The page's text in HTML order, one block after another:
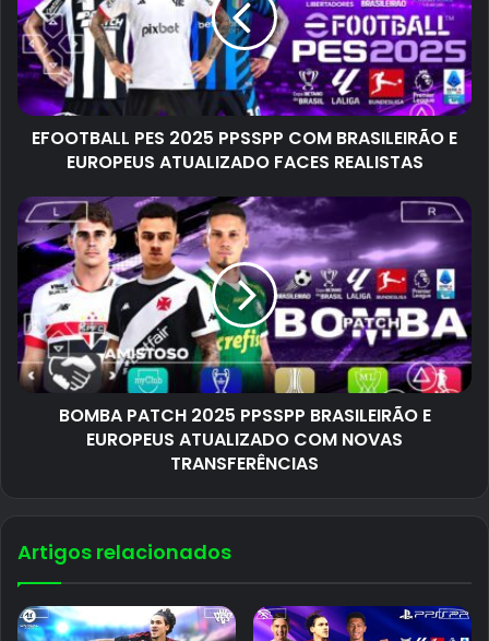
EFOOTBALL PES 2025 PPSSPP COM BRASILEIRÃO E
EUROPEUS ATUALIZADO FACES REALISTAS
BOMBA PATCH 2025 PPSSPP BRASILEIRÃO E
EUROPEUS ATUALIZADO COM NOVAS
TRANSFERÊNCIAS
Artigos relacionados